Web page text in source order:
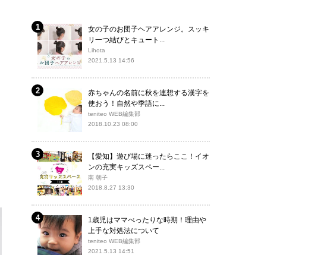
女の子のお団子ヘアアレンジ。スッキ
リ一つ結びとキュート...
Lihota
2021.5.13 14:56
赤ちゃんの名前に秋を連想する漢字を
使おう！自然や季語に...
teniteo WEB編集部
2018.10.23 08:00
【愛知】遊び場に迷ったらここ！イオ
ンの充実キッズスペー...
南 朝子
2018.8.27 13:30
1歳児はママべったりな時期！理由や
上手な対処法について
teniteo WEB編集部
2021.5.13 14:51